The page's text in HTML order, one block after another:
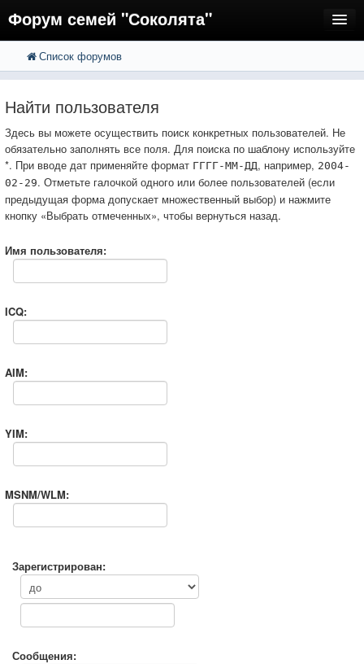
Форум семей "Соколята"
FAQ
Вход
Список форумов
Найти пользователя
Здесь вы можете осуществить поиск конкретных пользователей. Не
обязательно заполнять все поля. Для поиска по шаблону используйте
*. При вводе дат применяйте формат ГГГГ-ММ-ДД, например, 2004-
02-29. Отметьте галочкой одного или более пользователей (если
предыдущая форма допускает множественный выбор) и нажмите
кнопку «Выбрать отмеченных», чтобы вернуться назад.
Имя пользователя:
ICQ:
AIM:
YIM:
MSNM/WLM:
Зарегистрирован:
Сообщения: